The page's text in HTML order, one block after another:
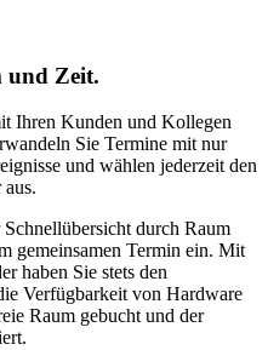
und Zeit.
Ihren Kunden und Kollegen
Sie Termine mit nur
und wählen jederzeit den
durch Raum
gemeinsamen Termin ein. Mit
haben Sie stets den
Verfügbarkeit von Hardware
Raum gebucht und der